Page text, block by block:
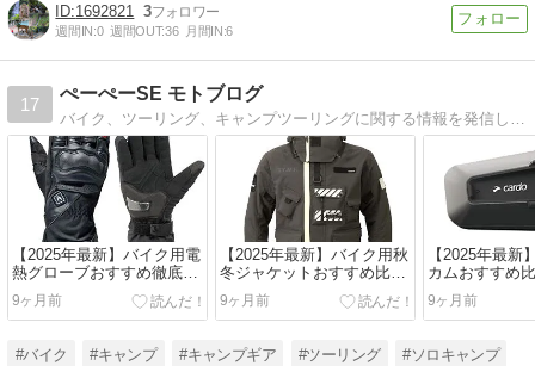
1692821 3
週間IN:0 週間OUT:36 月間IN:6
17
ぺーぺーSE モトブログ
【2025年最新】バイク用電
熱グローブおすすめ徹底比
較！バッテリー式 vs 車載
式、厳冬期の選び方と最強
モデル
9ヶ月前
【2025年最新】バイク用秋
冬ジャケットおすすめ比
較！厳冬期を乗り切る防
寒・防風モデルと電熱ウェ
アを徹底解説
9ヶ月前
【2025年最新
カムおすすめ
ない選び方と
ソロ・グルー
9ヶ月前
#バイク #キャンプ #キャンプギア #ツーリング #ソロキャンプ